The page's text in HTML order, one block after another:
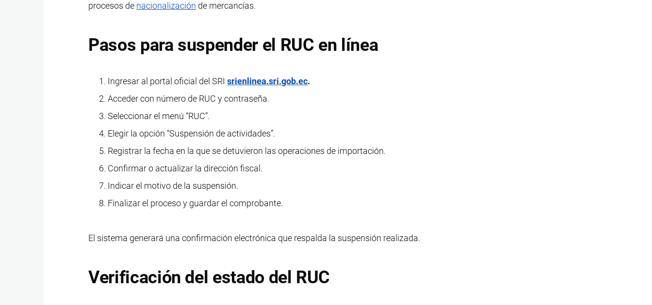
procesos de nacionalización de mercancías.
Pasos para suspender el RUC en línea
Ingresar al portal oficial del SRIsrienlinea.sri.gob.ec.
Acceder con número de RUC y contraseña.
Seleccionar el menú “RUC”.
Elegir la opción “Suspensión de actividades”.
Registrar la fecha en la que se detuvieron las operaciones de importación.
Confirmar o actualizar la dirección fiscal.
Indicar el motivo de la suspensión.
Finalizar el proceso y guardar el comprobante.
El sistema generará una confirmación electrónica que respalda la suspensión realizada.
Verificación del estado del RUC